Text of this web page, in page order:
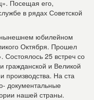
Посещая его,
в рядах Советской
юбилейном
Октября. Прошел
Состоялось 25 встреч со
гражданской и Великой
производства. На ста
документальные
нашей страны.